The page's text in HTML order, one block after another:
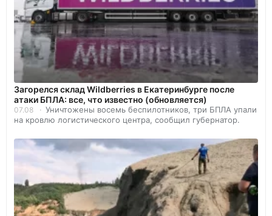
Загорелся склад Wildberries в Екатеринбурге после
атаки БПЛА: все, что известно (обновляется)
07.08
Уничтожены восемь беспилотников, три БПЛА упали
на кровлю логистического центра, сообщил губернатор.